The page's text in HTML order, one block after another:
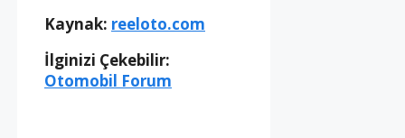
Kaynak: reeloto.com
İlginizi Çekebilir:
Otomobil Forum